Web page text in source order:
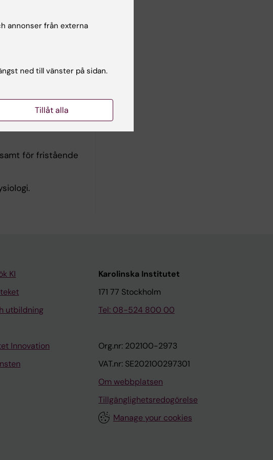
inom
och
nivå inom
samt för fristående
KI
utbildning
Innovation
Karolinska Institutet
171 77 Stockholm
Tel: 08-524 800 00
Org.nr: 202100-2973
VAT.nr: SE202100297301
Om webbplatsen
Tillgänglighetsredogörelse
Manage your cookies
annonser från externa
ned till vänster på sidan.
Tillåt alla